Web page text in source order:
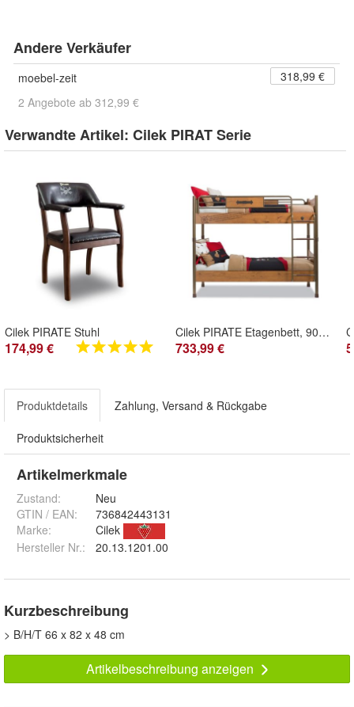
Andere Verkäufer
moebel-zeit
318,99 €
2 Angebote ab 312,99 €
Verwandte Artikel: Cilek PIRAT Serie
Cilek PIRATE Stuhl
174,99 €
Cilek PIRATE Etagenbett, 90x200 cm
733,99 €
Produktdetails Zahlung, Versand & Rückgabe
Produktsicherheit
Artikelmerkmale
Zustand:
Neu
GTIN / EAN:
736842443131
Marke:
Cilek
Hersteller Nr.:
20.13.1201.00
Kurzbeschreibung
> B/H/T 66 x 82 x 48 cm
Artikelbeschreibung anzeigen